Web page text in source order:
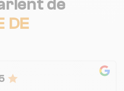
de
DE